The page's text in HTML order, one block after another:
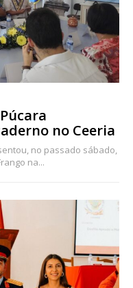
no Ceeria
no passado sábado,
na...